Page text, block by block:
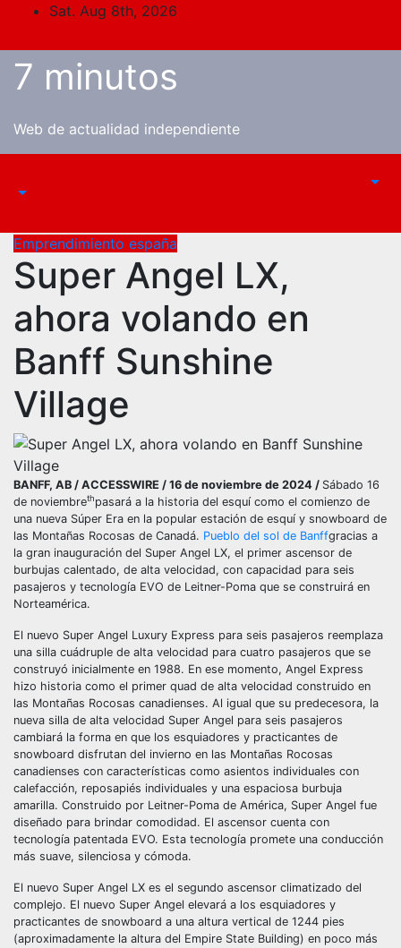
content
Sat. Aug 8th, 2026
7 minutos
Web de actualidad independiente
Emprendimiento españa
Super Angel LX,
ahora volando en
Banff Sunshine
Village
BANFF, AB / ACCESSWIRE / 16 de noviembre de 2024 / Sábado 16
de noviembrethpasará a la historia del esquí como el comienzo de
una nueva Súper Era en la popular estación de esquí y snowboard de
las Montañas Rocosas de Canadá. Pueblo del sol de Banffgracias a
la gran inauguración del Super Angel LX, el primer ascensor de
burbujas calentado, de alta velocidad, con capacidad para seis
pasajeros y tecnología EVO de Leitner-Poma que se construirá en
Norteamérica.
El nuevo Super Angel Luxury Express para seis pasajeros reemplaza
una silla cuádruple de alta velocidad para cuatro pasajeros que se
construyó inicialmente en 1988. En ese momento, Angel Express
hizo historia como el primer quad de alta velocidad construido en
las Montañas Rocosas canadienses. Al igual que su predecesora, la
nueva silla de alta velocidad Super Angel para seis pasajeros
cambiará la forma en que los esquiadores y practicantes de
snowboard disfrutan del invierno en las Montañas Rocosas
canadienses con características como asientos individuales con
calefacción, reposapiés individuales y una espaciosa burbuja
amarilla. Construido por Leitner-Poma de América, Super Angel fue
diseñado para brindar comodidad. El ascensor cuenta con
tecnología patentada EVO. Esta tecnología promete una conducción
más suave, silenciosa y cómoda.
El nuevo Super Angel LX es el segundo ascensor climatizado del
complejo. El nuevo Super Angel elevará a los esquiadores y
practicantes de snowboard a una altura vertical de 1244 pies
(aproximadamente la altura del Empire State Building) en poco más